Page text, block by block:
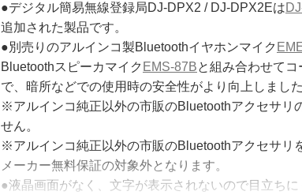
●デジタル簡易無線登録局DJ-DPX2 / DJ-DPX2Eは
追加された製品です。
●別売りのアルインコ製Bluetoothイヤホンマイク
Bluetoothスピーカマイク EMS-87Bと組み合わせて
で、暗所などでの使用時の安全性がより向上しました
※アルインコ純正以外の市販のBluetoothアクセサリ
せん。
※アルインコ純正以外の市販のBluetoothアクセサリ
メーカー無料保証の対象外となります。
●液晶画面がなく、文字が表示されないので目立ち